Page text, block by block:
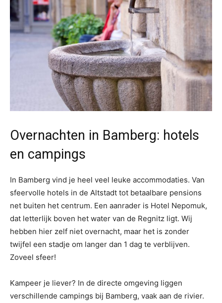
Overnachten in Bamberg: hotels
en campings
In Bamberg vind je heel veel leuke accommodaties. Van
sfeervolle hotels in de Altstadt tot betaalbare pensions
net buiten het centrum. Een aanrader is Hotel Nepomuk,
dat letterlijk boven het water van de Regnitz ligt. Wij
hebben hier zelf niet overnacht, maar het is zonder
twijfel een stadje om langer dan 1 dag te verblijven.
Zoveel sfeer!
Kampeer je liever? In de directe omgeving liggen
verschillende campings bij Bamberg, vaak aan de rivier.